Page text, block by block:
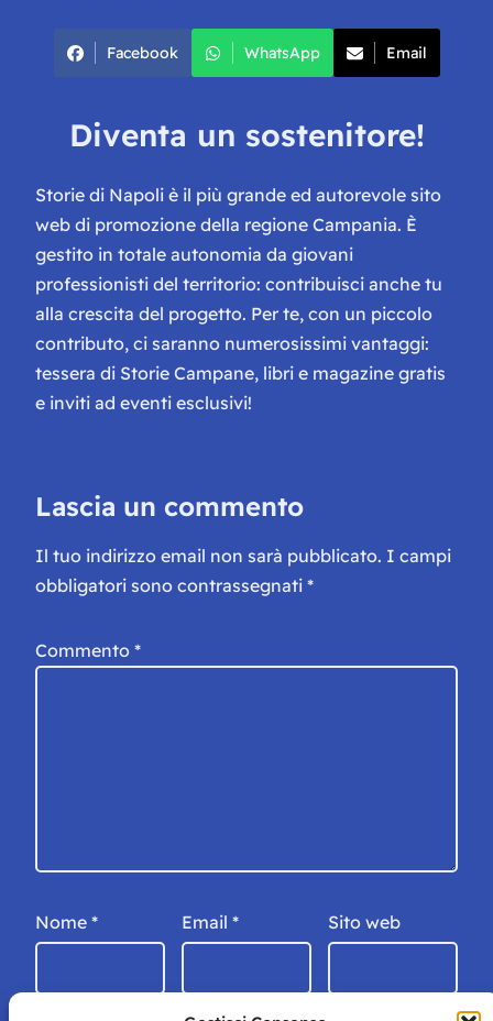
Facebook WhatsApp Email
Diventa un sostenitore!
Storie di Napoli è il più grande ed autorevole sito
web di promozione della regione Campania. È
gestito in totale autonomia da giovani
professionisti del territorio: contribuisci anche tu
alla crescita del progetto. Per te, con un piccolo
contributo, ci saranno numerosissimi vantaggi:
tessera di Storie Campane, libri e magazine gratis
e inviti ad eventi esclusivi!
Lascia un commento
Il tuo indirizzo email non sarà pubblicato. I campi
obbligatori sono contrassegnati *
Commento *
Nome * Email * Sito web